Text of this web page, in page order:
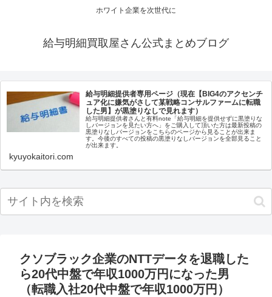
ホワイト企業を次世代に
給与明細買取屋さん公式まとめブログ
給与明細提供者専用ページ（現在【BIG4のアクセンチ
ュア化に嫌気がさして某戦略コンサルファームに転職
した男】が黒塗りなしで見れます）
給与明細提供者さんと有料note「給与明細を提供せずに黒塗りな
しバージョンを見たい方へ」をご購入して頂いた方は最新投稿の
黒塗りなしバージョンをこちらのページから見ることが出来ま
す。今後のすべての投稿の黒塗りなしバージョンを全部見ること
が出来ます。
kyuyokaitori.com
クソブラック企業のNTTデータを退職した
ら20代中盤で年収1000万円になった男
（転職入社20代中盤で年収1000万円）